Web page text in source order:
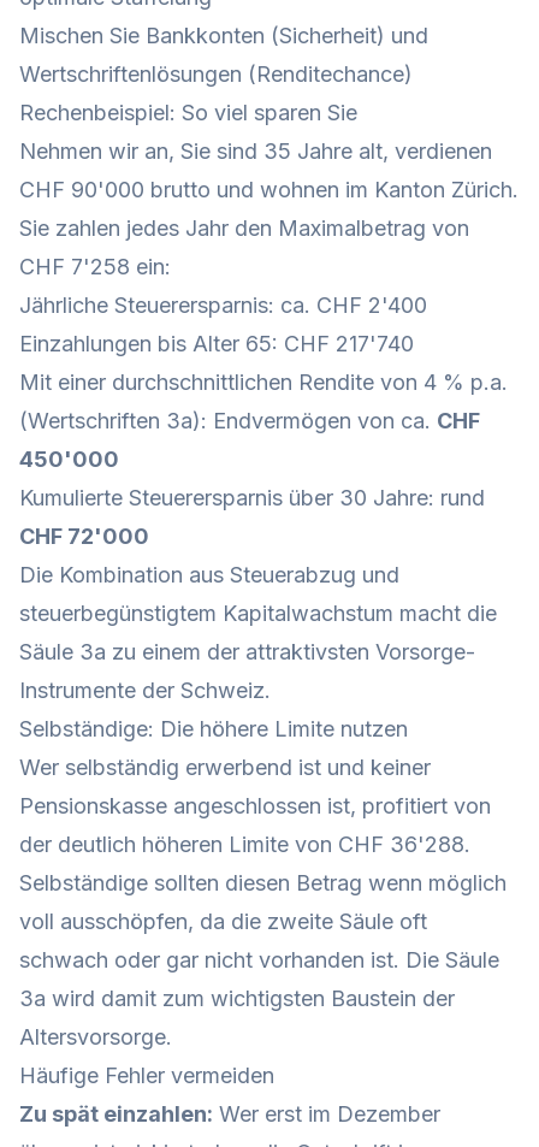
Mischen Sie Bankkonten (Sicherheit) und
Wertschriftenlösungen (Renditechance)
Rechenbeispiel: So viel sparen Sie
Nehmen wir an, Sie sind 35 Jahre alt, verdienen
CHF 90'000 brutto und wohnen im Kanton Zürich.
Sie zahlen jedes Jahr den Maximalbetrag von
CHF 7'258 ein:
Jährliche Steuerersparnis: ca. CHF 2'400
Einzahlungen bis Alter 65: CHF 217'740
Mit einer durchschnittlichen Rendite von 4 % p.a.
(Wertschriften 3a): Endvermögen von ca. CHF
450'000
Kumulierte Steuerersparnis über 30 Jahre: rund
CHF 72'000
Die Kombination aus Steuerabzug und
steuerbegünstigtem Kapitalwachstum macht die
Säule 3a zu einem der attraktivsten Vorsorge-
Instrumente der Schweiz.
Selbständige: Die höhere Limite nutzen
Wer selbständig erwerbend ist und keiner
Pensionskasse angeschlossen ist, profitiert von
der deutlich höheren Limite von CHF 36'288.
Selbständige sollten diesen Betrag wenn möglich
voll ausschöpfen, da die zweite Säule oft
schwach oder gar nicht vorhanden ist. Die Säule
3a wird damit zum wichtigsten Baustein der
Altersvorsorge.
Häufige Fehler vermeiden
Zu spät einzahlen: Wer erst im Dezember